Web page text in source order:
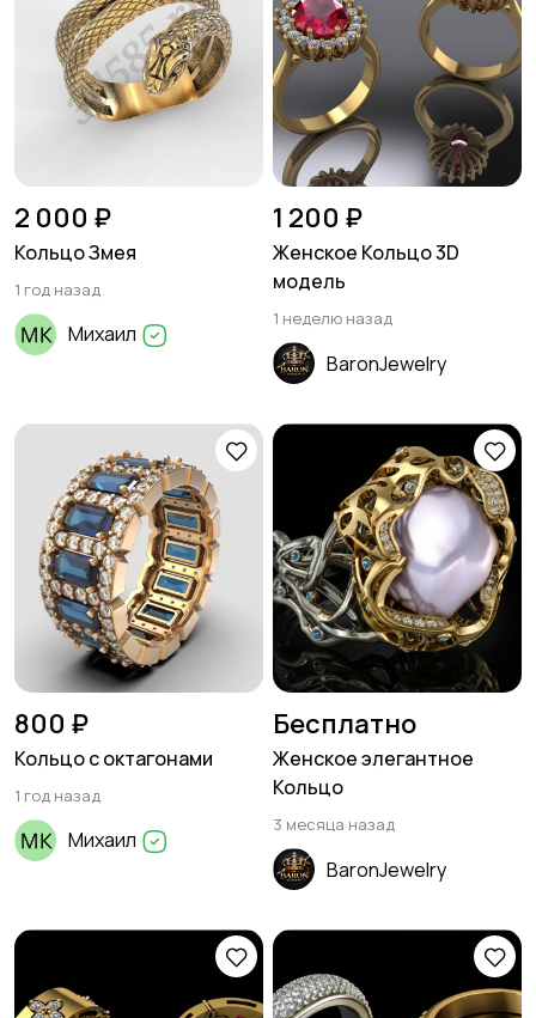
2 000 ₽
Кольцо Змея
1 год назад
Михаил
1 200 ₽
Женское Кольцо 3D
модель
1 неделю назад
BaronJewelry
800 ₽
Кольцо с октагонами
1 год назад
Михаил
Бесплатно
Женское элегантное
Кольцо
3 месяца назад
BaronJewelry